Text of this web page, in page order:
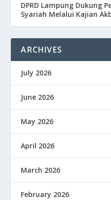
DPRD Lampung Dukung
Syariah Melalui Kajian
ARCHIVES
July 2026
June 2026
May 2026
April 2026
March 2026
February 2026